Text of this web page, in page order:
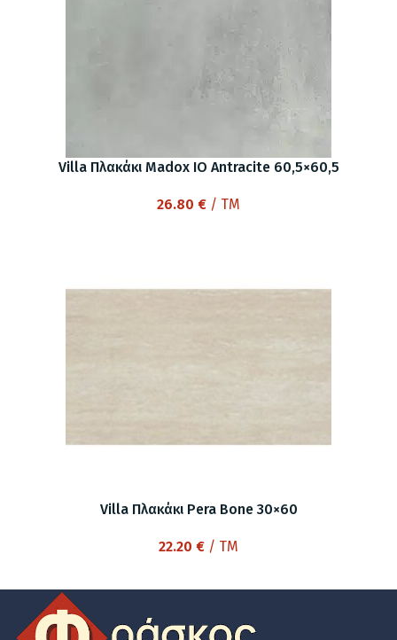
Villa Πλακάκι Madox ΙΟ Antracite 60,5×60,5
26.80 € / TM
Villa Πλακάκι Pera Bone 30×60
22.20 € / TM